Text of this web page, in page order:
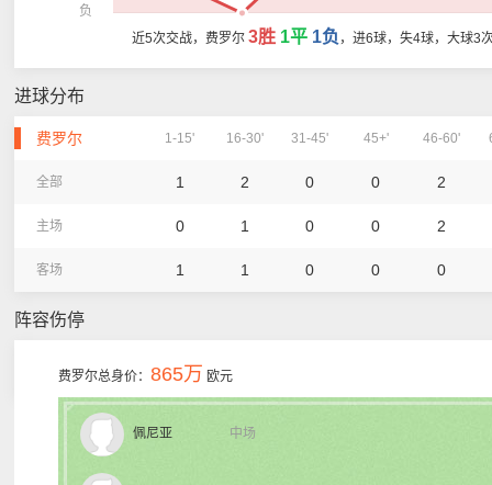
负
近5次交战，费罗尔 3胜 1平 1负 ，进6球，失4球，大球3
进球分布
费罗尔 1-15' 16-30' 31-45' 45+' 46-60'
全部 1 2 0 0 2
主场 0 1 0 0 2
客场 1 1 0 0 0
阵容伤停
费罗尔总身价： 865万 欧元
中场
佩尼亚